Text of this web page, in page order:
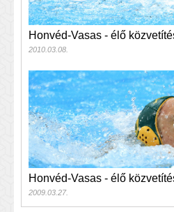
Honvéd-Vasas - élő
2010.03.08.
Honvéd-Vasas - élő
2009.03.27.